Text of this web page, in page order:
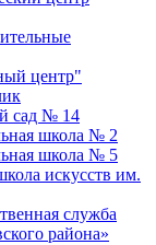
центр"
сад № 14
школа № 2
школа № 5
искусств им.
служба
района»